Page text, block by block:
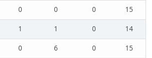
0 0 0
15
1 1 0
14
0 6 0
15